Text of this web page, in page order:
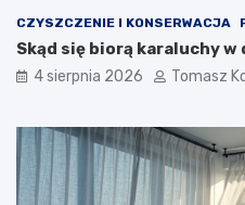
CZYSZCZENIE I KONSERWACJA
Skąd się biorą karaluchy
4 sierpnia 2026 Tomasz